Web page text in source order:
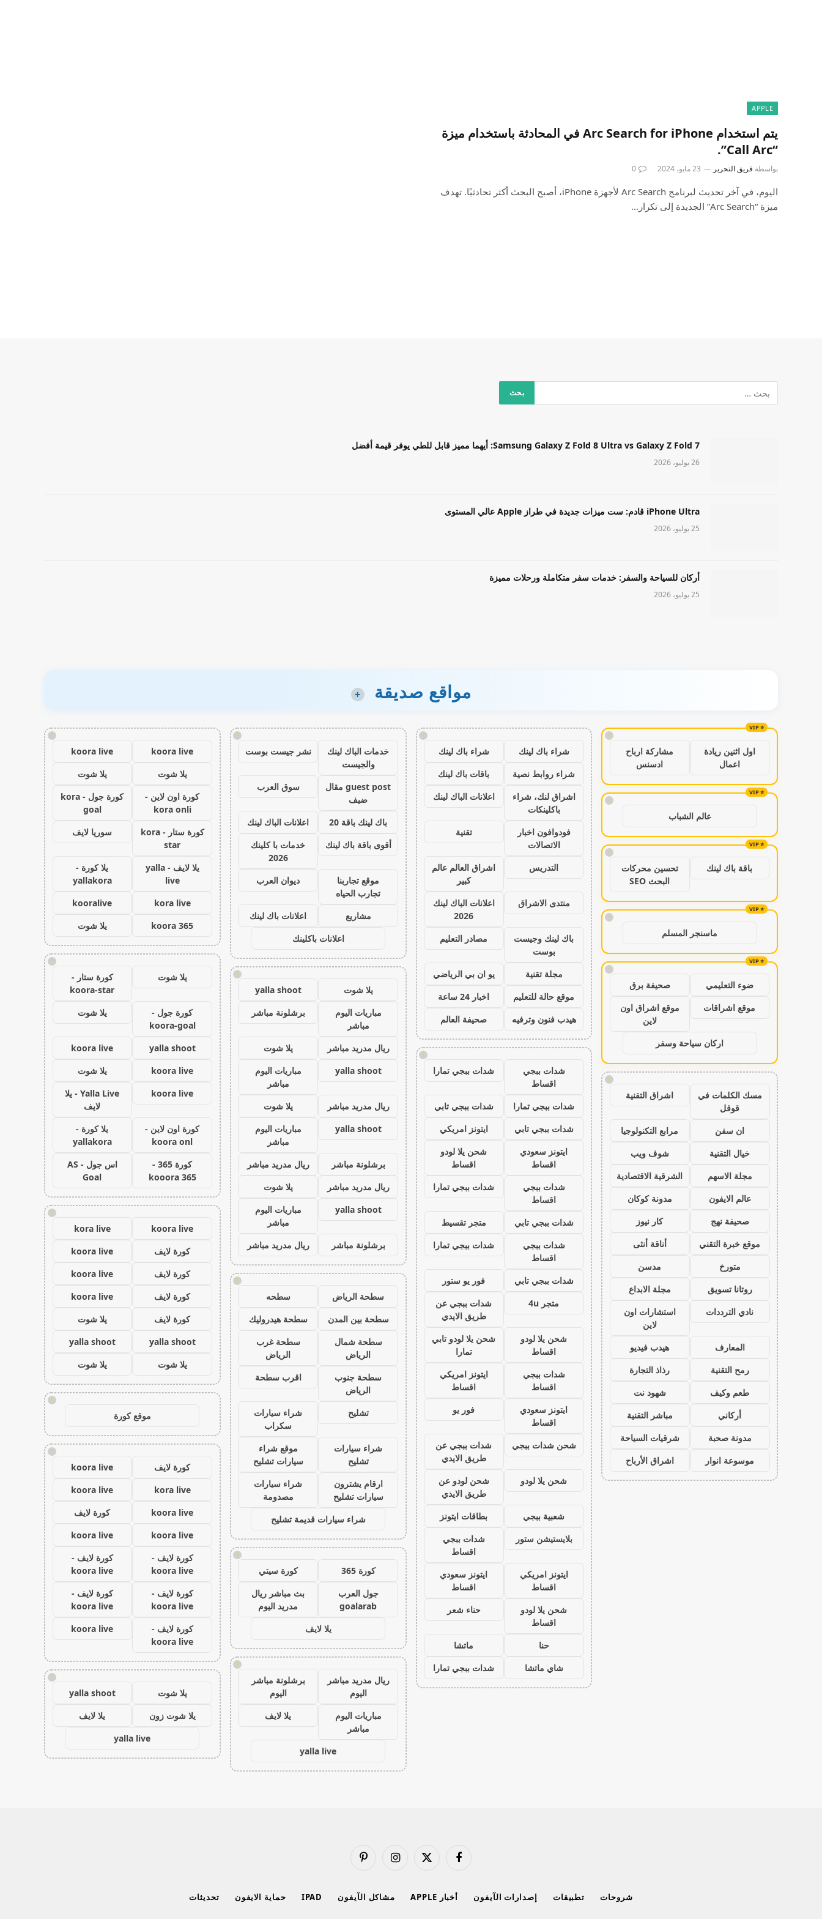
APPLE
يتم استخدام Arc Search for iPhone في المحادثة باستخدام ميزة
“Call Arc”.
بواسطة فريق التحرير 23 مايو، 2024 0
اليوم، في آخر تحديث لبرنامج Arc Search لأجهزة iPhone، أصبح البحث أكثر تحادثيًا. تهدف
ميزة “Arc Search” الجديدة إلى تكرار…
Samsung Galaxy Z Fold 8 Ultra vs Galaxy Z Fold 7: أيهما مميز قابل للطي يوفر قيمة أفضل
26 يوليو، 2026
iPhone Ultra قادم: ست ميزات جديدة في طراز Apple عالي المستوى
25 يوليو، 2026
أركان للسياحة والسفر: خدمات سفر متكاملة ورحلات مميزة
25 يوليو، 2026
مواقع صديقة +
!
اول اثنين ريادة
اعمال
مشاركة ارباح
ادسنس
!
عالم الشباب
!
باقة باك لينك
تحسين محركات
البحث SEO
!
ماسنجر المسلم
!
ضوء التعليمي
صحيفة برق
موقع اشراقات
موقع اشراق اون
لاين
اركان سياحة وسفر
!
مسك الكلمات في
قوقل
اشراق التقنية
ان سفن
مرابع التكنولوجيا
خيال التقنية
شوف ويب
مجلة الاسهم
الشرقية الاقتصادية
عالم الايفون
مدونة كوكان
صحيفة نهج
كار نيوز
موقع خبرة التقني
أناقة أنثى
متورخ
مدسن
روتانا تسويق
مجلة الابداع
نادي الترددات
استشارات اون
لاين
المعارف
هيدب فيديو
رمح التقنية
رذاذ التجارة
طعم وكيف
شهود نت
أركاني
مباشر التقنية
مدونة صحبة
شرقيات السياحة
موسوعة انوار
اشراق الأرباح
!
شراء باك لينك
شراء باك لينك
شراء روابط نصية
باقات باك لينك
اشراق لنك، شراء
باكلينكات
اعلانات الباك لينك
فودوافون اخبار
الاتصالات
تقنية
التدريس
اشراق العالم عالم
كبير
منتدى الاشراق
اعلانات الباك لينك
2026
باك لينك وجيست
بوست
مصادر التعليم
مجلة تقنية
يو ان بي الرياضي
موقع حالة للتعليم
اخبار 24 ساعة
هيدب فنون وترفيه
صحيفة العالم
!
شدات ببجي
اقساط
شدات ببجي تمارا
شدات ببجي تمارا
شدات ببجي تابي
شدات ببجي تابي
ايتونز امريكي
ايتونز سعودي
اقساط
شحن يلا لودو
اقساط
شدات ببجي
اقساط
شدات ببجي تمارا
شدات ببجي تابي
متجر تقسيط
شدات ببجي
اقساط
شدات ببجي تمارا
شدات ببجي تابي
فور يو ستور
متجر 4u
شدات ببجي عن
طريق الايدي
شحن يلا لودو
اقساط
شحن يلا لودو تابي
تمارا
شدات ببجي
اقساط
ايتونز امريكي
اقساط
ايتونز سعودي
اقساط
فور يو
شحن شدات ببجي
شدات ببجي عن
طريق الايدي
شحن يلا لودو
شحن لودو عن
طريق الايدي
شعبية ببجي
بطاقات ايتونز
بلايستيشن ستور
شدات ببجي
اقساط
ايتونز امريكي
اقساط
ايتونز سعودي
اقساط
شحن يلا لودو
اقساط
حناء شعر
حنا
ماتشا
شاي ماتشا
شدات ببجي تمارا
!
خدمات الباك لينك
والجيست
نشر جيست بوست
guest post مقال
ضيف
سوق العرب
باك لينك باقة 20
اعلانات الباك لينك
أقوى باقة باك لينك
خدمات با كلينك
2026
موقع تجاربنا
تجارب الحياه
ديوان العرب
مشاريع
اعلانات باك لينك
اعلانات باكلينك
!
يلا شوت
yalla shoot
مباريات اليوم
مباشر
برشلونة مباشر
ريال مدريد مباشر
يلا شوت
yalla shoot
مباريات اليوم
مباشر
ريال مدريد مباشر
يلا شوت
yalla shoot
مباريات اليوم
مباشر
برشلونة مباشر
ريال مدريد مباشر
ريال مدريد مباشر
يلا شوت
yalla shoot
مباريات اليوم
مباشر
برشلونة مباشر
ريال مدريد مباشر
!
سطحة الرياض
سطحه
سطحة بين المدن
سطحة هيدروليك
سطحة شمال
الرياض
سطحة غرب
الرياض
سطحة جنوب
الرياض
اقرب سطحة
تشليح
شراء سيارات
سكراب
شراء سيارات
تشليح
موقع شراء
سيارات تشليح
ارقام يشترون
سيارات تشليح
شراء سيارات
مصدومة
شراء سيارات قديمة تشليح
!
كورة 365
كورة سيتي
جول العرب
goalarab
بث مباشر ريال
مدريد اليوم
يلا لايف
!
ريال مدريد مباشر
اليوم
برشلونة مباشر
اليوم
مباريات اليوم
مباشر
يلا لايف
yalla live
!
koora live
koora live
يلا شوت
يلا شوت
كورة اون لاين -
kora onli
كورة جول - kora
goal
كورة ستار - kora
star
سوريا لايف
يلا لايف - yalla
live
يلا كورة -
yallakora
kora live
kooralive
koora 365
يلا شوت
!
يلا شوت
كورة ستار -
koora-star
كورة جول -
koora-goal
يلا شوت
yalla shoot
koora live
koora live
يلا شوت
koora live
Yalla Live - يلا
لايف
كورة اون لاين -
koora onl
يلا كورة -
yallakora
كورة 365 -
kooora 365
اس جول - AS
Goal
!
koora live
kora live
كورة لايف
koora live
كورة لايف
koora live
كورة لايف
koora live
كورة لايف
يلا شوت
yalla shoot
yalla shoot
يلا شوت
يلا شوت
!
موقع كورة
!
كورة لايف
koora live
kora live
koora live
koora live
كورة لايف
koora live
koora live
كورة لايف -
koora live
كورة لايف -
koora live
كورة لايف -
koora live
كورة لايف -
koora live
كورة لايف -
koora live
koora live
!
يلا شوت
yalla shoot
يلا شوت زون
يلا لايف
yalla live
فيسبوك
X
الانستغرامبينتيريست
شروحات تطبيقات إصدارات الآيفون أخبار APPLE مشاكل الآيفون IPAD حماية الايفون تحديثات